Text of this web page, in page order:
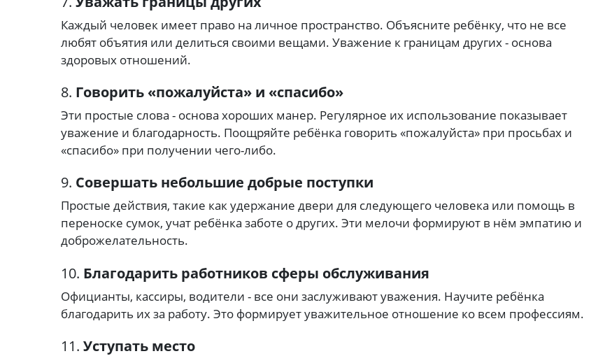
Каждый человек имеет право на личное пространство. Объясните ребёнку, что не все
любят объятия или делиться своими вещами. Уважение к границам других - основа
здоровых отношений.
8. Говорить «пожалуйста» и «спасибо»
Эти простые слова - основа хороших манер. Регулярное их использование показывает
уважение и благодарность. Поощряйте ребёнка говорить «пожалуйста» при просьбах и
«спасибо» при получении чего-либо.
9. Совершать небольшие добрые поступки
Простые действия, такие как удержание двери для следующего человека или помощь в
переноске сумок, учат ребёнка заботе о других. Эти мелочи формируют в нём эмпатию и
доброжелательность.
10. Благодарить работников сферы обслуживания
Официанты, кассиры, водители - все они заслуживают уважения. Научите ребёнка
благодарить их за работу. Это формирует уважительное отношение ко всем профессиям.
11. Уступать место